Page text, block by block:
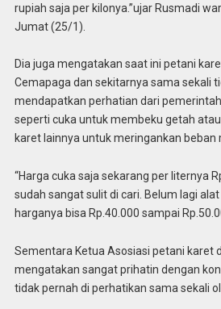
rupiah saja per kilonya.”ujar Rusmadi
Jumat (25/1).
Dia juga mengatakan saat ini petani
Cemapaga dan sekitarnya sama sekali
mendapatkan perhatian dari
seperti cuka untuk membeku getah
karet lainnya untuk meringankan beban
“Harga cuka saja sekarang per liternya
sudah sangat sulit di cari. Belum lagi
harganya bisa Rp.40.000 sampai
Sementara Ketua Asosiasi petani karet
mengatakan sangat prihatin dengan
tidak pernah di perhatikan sama sekali